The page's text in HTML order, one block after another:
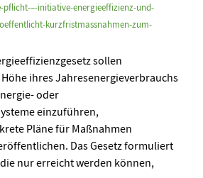
–-initiative-energieeffizienz-und-
kurzfristmassnahmen-zum-
sollen
ihres Jahresenergieverbrauchs
oder
einzuführen,
Pläne für Maßnahmen
Das Gesetz formuliert
nur erreicht werden können,